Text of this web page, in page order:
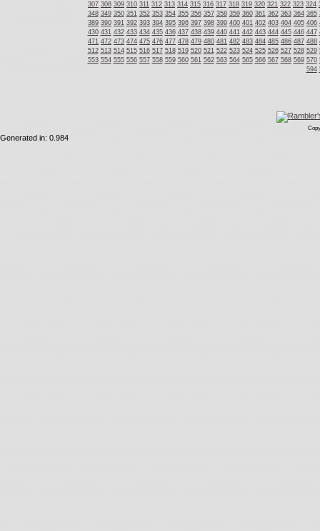
307 308 309 310 311 312 313 314 315 316 317 318 319 320 321 322 323 324
348 349 350 351 352 353 354 355 356 357 358 359 360 361 362 363 364 365
389 390 391 392 393 394 395 396 397 398 399 400 401 402 403 404 405 406
430 431 432 433 434 435 436 437 438 439 440 441 442 443 444 445 446 447
471 472 473 474 475 476 477 478 479 480 481 482 483 484 485 486 487 488
512 513 514 515 516 517 518 519 520 521 522 523 524 525 526 527 528 529
553 554 555 556 557 558 559 560 561 562 563 564 565 566 567 568 569 570
594
Generated in: 0.984